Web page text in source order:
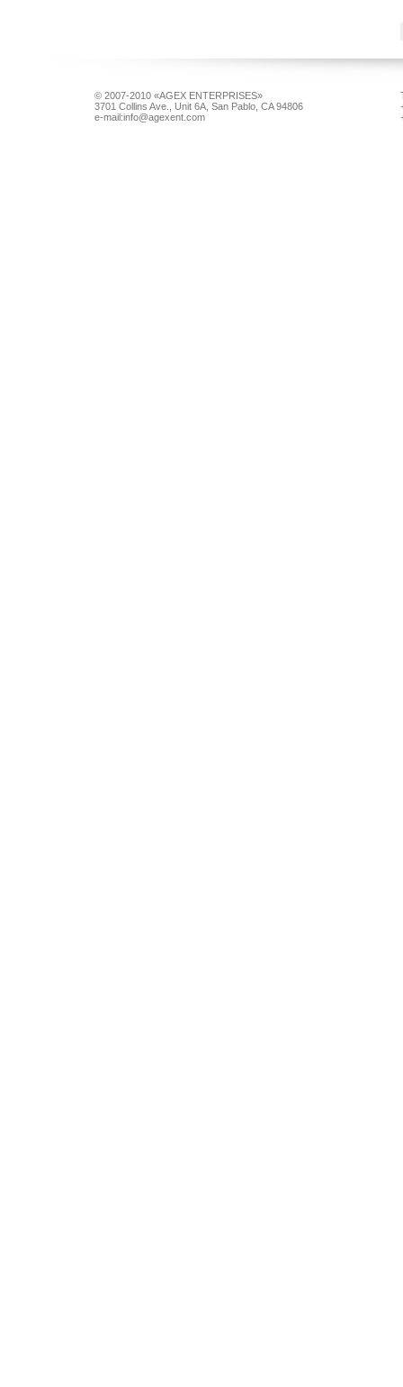
© 2007-2010 «AGEX ENTERPRISES»
3701 Collins Ave., Unit 6A, San Pablo, CA 94806
e-mail:info@agexent.com